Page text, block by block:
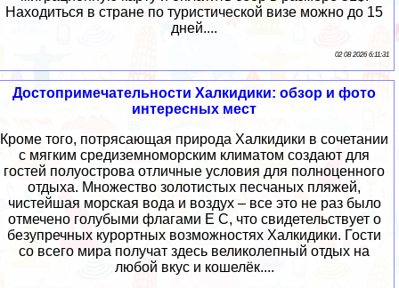
Находиться в стране по туристической визе можно до 15
дней....
02 08 2026 6:11:31
Достопримечательности Халкидики: обзор и фото
интересных мест
Кроме того, потрясающая природа Халкидики в сочетании
с мягким средиземноморским климатом создают для
гостей полуострова отличные условия для полноценного
отдыха. Множество золотистых песчаных пляжей,
чистейшая морская вода и воздух – все это не раз было
отмечено голубыми флагами Е С, что свидетельствует о
безупречных курортных возможностях Халкидики. Гости
со всего мира получат здесь великолепный отдых на
любой вкус и кошелёк....